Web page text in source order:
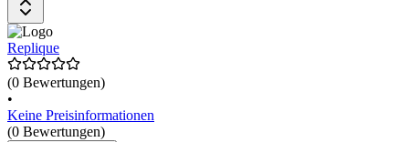
Replique
(0 Bewertungen)
•
Keine Preisinformationen
(0 Bewertungen)